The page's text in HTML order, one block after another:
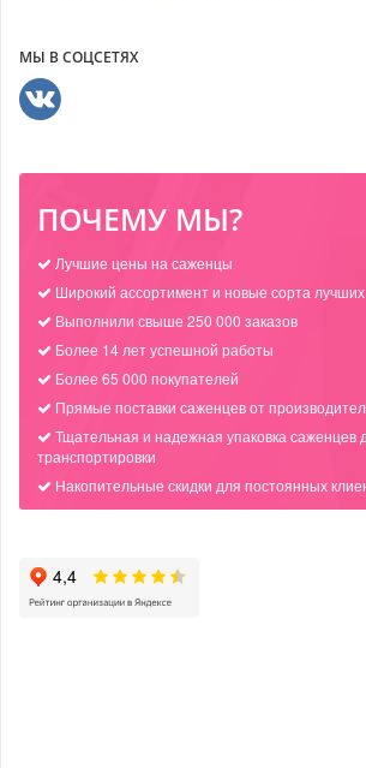
МЫ В СОЦСЕТЯХ
ПОЧЕМУ МЫ?
Лучшие цены на саженцы
Широкий ассортимент и новые сорта
Выполнили свыше 250 000 заказов
Более 14 лет успешной работы
Более 65 000 покупателей
Прямые поставки саженцев от
Тщательная и надежная упаковка саженцев
транспортировки
Накопительные скидки для постоянных